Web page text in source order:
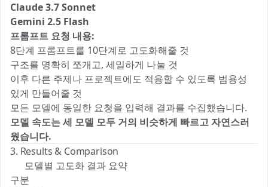
Claude 3.7 Sonnet
Gemini 2.5 Flash
프롬프트 요청 내용:
8단계 프롬프트를 10단계로 고도화해줄 것
구조를 명확히 쪼개고, 세밀하게 나눌 것
이후 다른 주제나 프로젝트에도 적용할 수 있도록 범용성
있게 만들어줄 것
모든 모델에 동일한 요청을 입력해 결과를 수집했습니다.
모델 속도는 세 모델 모두 거의 비슷하게 빠르고 자연스러
웠습니다.
3. Results & Comparison
🛠️ 모델별 고도화 결과 요약
구분